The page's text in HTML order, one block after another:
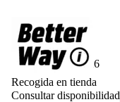
Disponible online
Entrega 10/08/2026
Recogida en tienda
Consultar disponibilidad